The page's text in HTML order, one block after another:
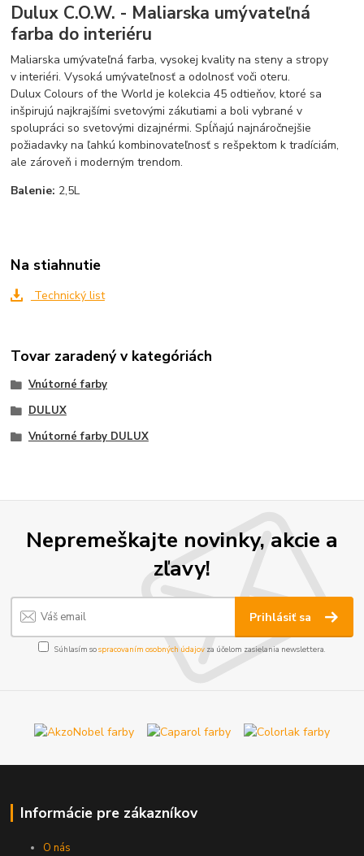
Dulux C.O.W. - Maliarska umývateľná
farba do interiéru
Maliarska umývateľná farba, vysokej kvality na steny a stropy
v interiéri. Vysoká umývateľnosť a odolnosť voči oteru.
Dulux Colours of the World je kolekcia 45 odtieňov, ktoré sa
inšpirujú najkrajšími svetovými zákutiami a boli vybrané v
spolupráci so svetovými dizajnérmi. Spĺňajú najnáročnejšie
požiadavky na ľahkú kombinovateľnosť s rešpektom k tradíciám,
ale zároveň i moderným trendom.
Balenie: 2,5L
Na stiahnutie
Technický list
Tovar zaradený v kategóriách
Vnútorné farby
DULUX
Vnútorné farby DULUX
Nepremeškajte novinky, akcie a
zľavy!
Prihlásiť sa
Súhlasím sospracovaním osobných údajov za účelom zasielania newslettera.
Informácie pre zákazníkov
O nás